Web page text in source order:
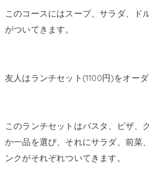
このコースにはスープ、サラダ、ド
がついてきます。
友人はランチセット(1100円)をオーダ
このランチセットはパスタ、ピザ、
か一品を選び、それにサラダ、前菜
ンクがそれぞれついてきます。